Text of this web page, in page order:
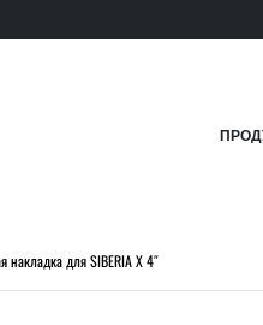
накладка для SIBERIA X 4″